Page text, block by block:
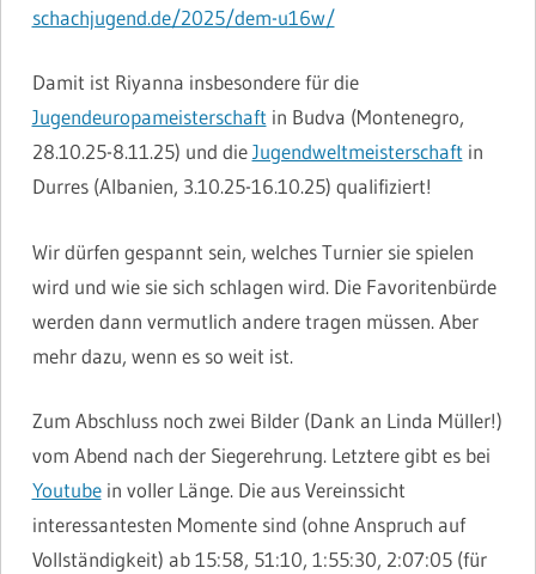
schachjugend.de/2025/dem-u16w/
Damit ist Riyanna insbesondere für die
Jugendeuropameisterschaftin Budva (Montenegro,
28.10.25-8.11.25) und dieJugendweltmeisterschaftin
Durres (Albanien, 3.10.25-16.10.25) qualifiziert!
Wir dürfen gespannt sein, welches Turnier sie spielen
wird und wie sie sich schlagen wird. Die Favoritenbürde
werden dann vermutlich andere tragen müssen. Aber
mehr dazu, wenn es so weit ist.
Zum Abschluss noch zwei Bilder (Dank an Linda Müller!)
vom Abend nach der Siegerehrung. Letztere gibt es bei
Youtubein voller Länge. Die aus Vereinssicht
interessantesten Momente sind (ohne Anspruch auf
Vollständigkeit) ab 15:58, 51:10, 1:55:30, 2:07:05 (für